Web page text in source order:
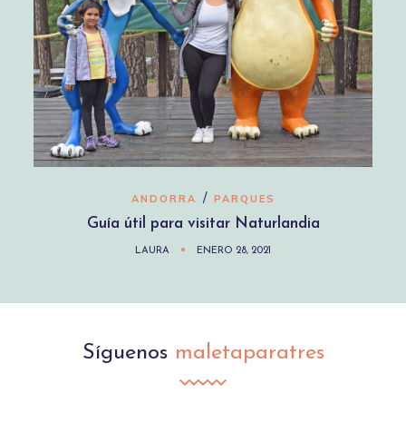
ANDORRA / PARQUES
Guía útil para visitar Naturlandia
LAURA ENERO 28, 2021
Síguenos maletaparatres